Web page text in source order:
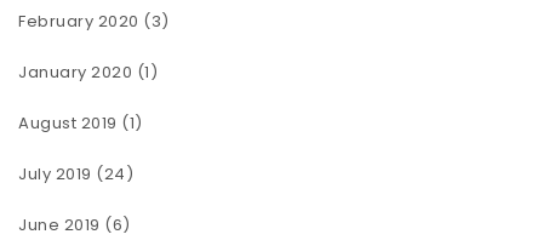
February 2020 (3)
January 2020 (1)
August 2019 (1)
July 2019 (24)
June 2019 (6)